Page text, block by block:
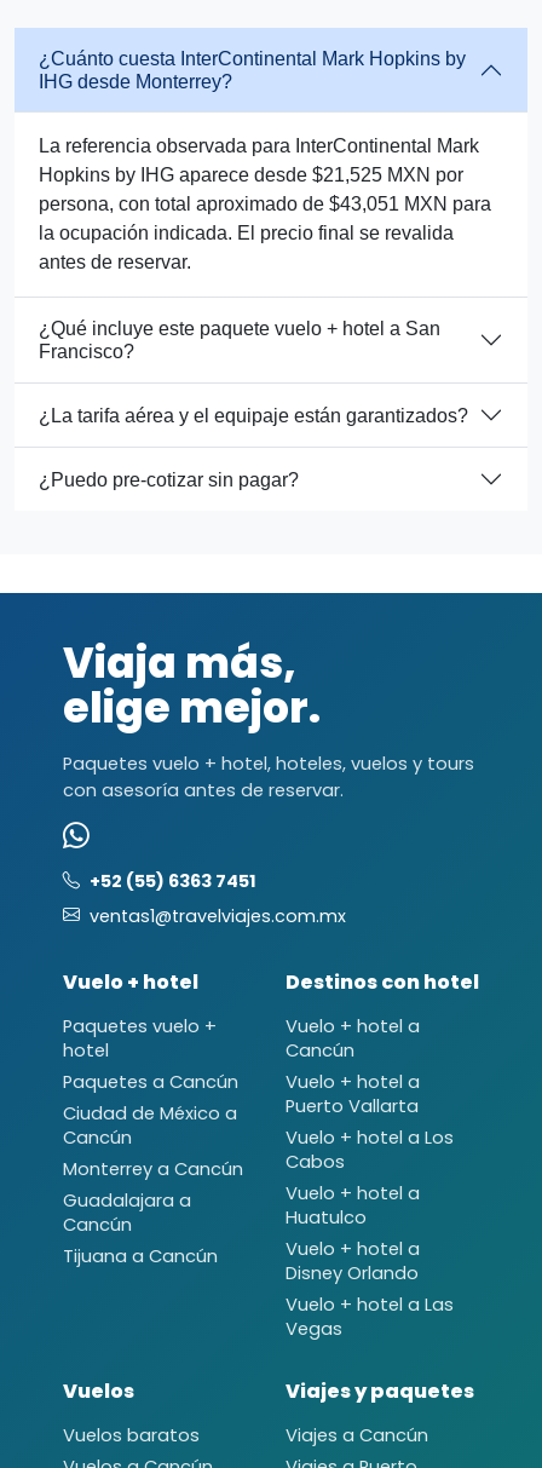
¿Cuánto cuesta InterContinental Mark Hopkins by
IHG desde Monterrey?
La referencia observada para InterContinental Mark
Hopkins by IHG aparece desde $21,525 MXN por
persona, con total aproximado de $43,051 MXN para
la ocupación indicada. El precio final se revalida
antes de reservar.
¿Qué incluye este paquete vuelo + hotel a San
Francisco?
¿La tarifa aérea y el equipaje están garantizados?
¿Puedo pre-cotizar sin pagar?
Viaja más,
elige mejor.
Paquetes vuelo + hotel, hoteles, vuelos y tours
con asesoría antes de reservar.
+52 (55) 6363 7451
ventas1@travelviajes.com.mx
Vuelo + hotel
Paquetes vuelo +
hotel
Paquetes a Cancún
Ciudad de México a
Cancún
Monterrey a Cancún
Guadalajara a
Cancún
Tijuana a Cancún
Destinos con hotel
Vuelo + hotel a
Cancún
Vuelo + hotel a
Puerto Vallarta
Vuelo + hotel a Los
Cabos
Vuelo + hotel a
Huatulco
Vuelo + hotel a
Disney Orlando
Vuelo + hotel a Las
Vegas
Vuelos
Vuelos baratos
Viajes y paquetes
Viajes a Cancún